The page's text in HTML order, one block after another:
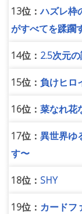
13位：ハズレ枠
がすべてを蹂躙
14位： 2.5次元
15位： 負けヒロ
16位： 菜なれ花
17位： 異世界ゆ
す〜
18位： SHY
19位： カードフ